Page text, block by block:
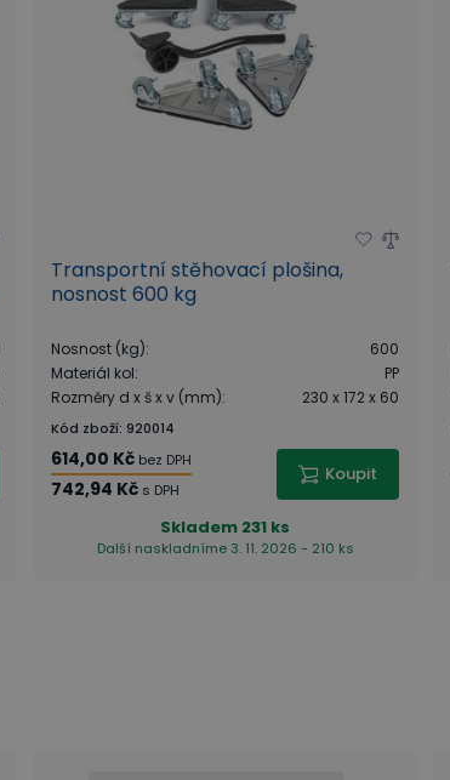
Transportní stěhovací plošina,
nosnost 600 kg
Nosnost (kg):
600
Materiál kol:
PP
Rozměry d x š x v (mm): 230 x 172 x 60
Kód zboží:920014
614,00 Kč bez DPH
742,94 Kč s DPH
Koupit
Skladem 231 ks
Další naskladníme 3. 11. 2026 - 210 ks